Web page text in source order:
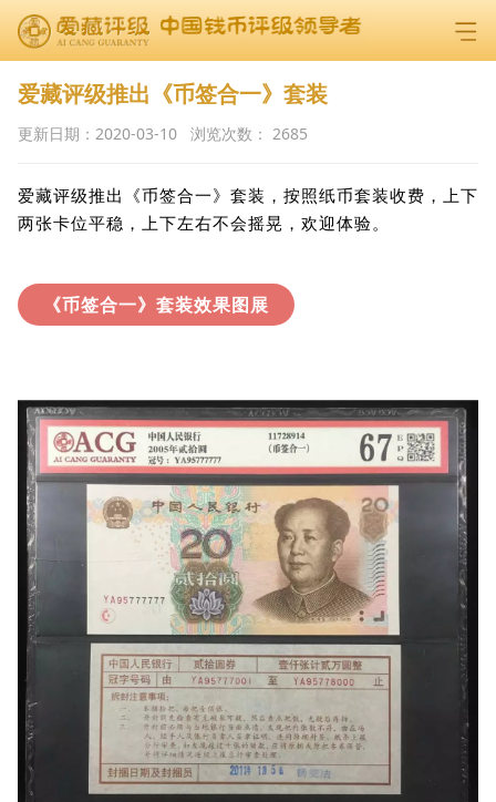
爱藏评级推出《币签合一》套装
更新日期： 2020-03-10 浏览次数： 2685
爱藏评级推出《币签合一》套装，按照纸币套装收费，
上下
两张卡位平稳，上下左右不会摇晃，欢迎体验。
《币签合一》套装效果图展